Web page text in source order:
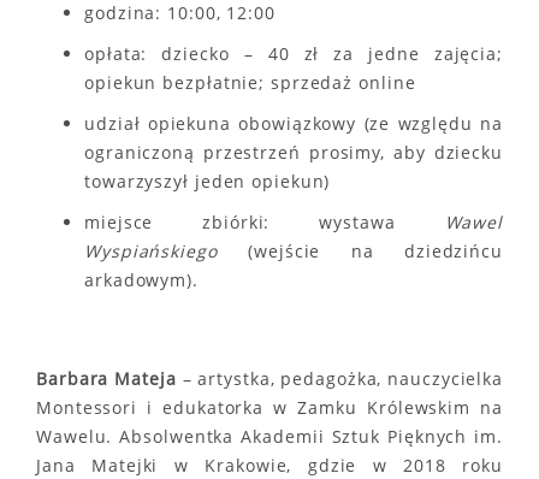
godzina: 10:00, 12:00
opłata: dziecko – 40 zł za jedne zajęcia;
opiekun bezpłatnie; sprzedaż online
udział opiekuna obowiązkowy (ze względu na
ograniczoną przestrzeń prosimy, aby dziecku
towarzyszył jeden opiekun)
miejsce zbiórki: wystawa
Wawel
Wyspiańskiego(wejście na dziedzińcu
arkadowym).
Barbara Mateja – artystka, pedagożka, nauczycielka
Montessori i edukatorka w Zamku Królewskim na
Wawelu. Absolwentka Akademii Sztuk Pięknych im.
Jana Matejki w Krakowie, gdzie w 2018 roku